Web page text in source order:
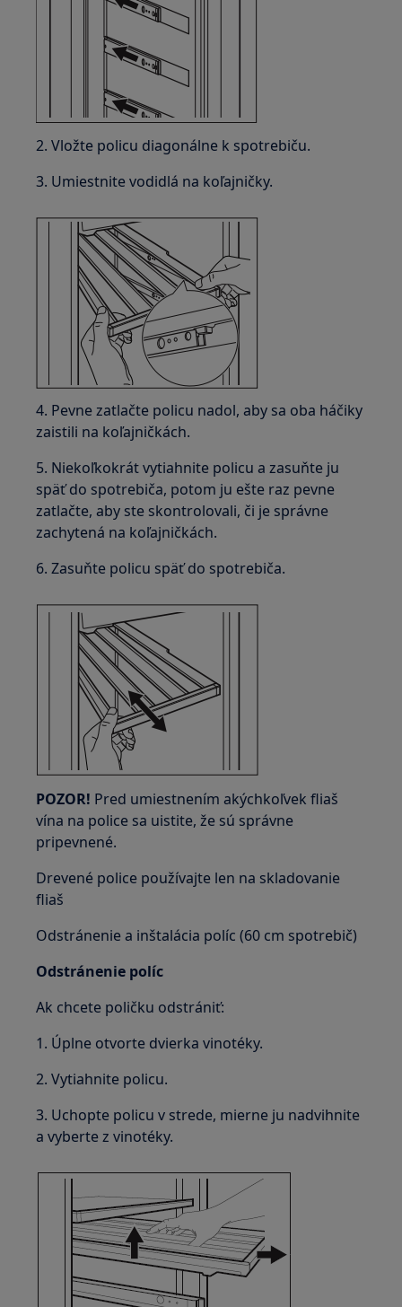
2. Vložte policu diagonálne k spotrebiču.
3. Umiestnite vodidlá na koľajničky.
4. Pevne zatlačte policu nadol, aby sa oba háčiky
zaistili na koľajničkách.
5. Niekoľkokrát vytiahnite policu a zasuňte ju
späť do spotrebiča, potom ju ešte raz pevne
zatlačte, aby ste skontrolovali, či je správne
zachytená na koľajničkách.
6. Zasuňte policu späť do spotrebiča.
POZOR! Pred umiestnením akýchkoľvek fliaš
vína na police sa uistite, že sú správne
pripevnené.
Drevené police používajte len na skladovanie
fliaš
Odstránenie a inštalácia políc (60 cm spotrebič)
Odstránenie políc
Ak chcete poličku odstrániť:
1. Úplne otvorte dvierka vinotéky.
2. Vytiahnite policu.
3. Uchopte policu v strede, mierne ju nadvihnite
a vyberte z vinotéky.